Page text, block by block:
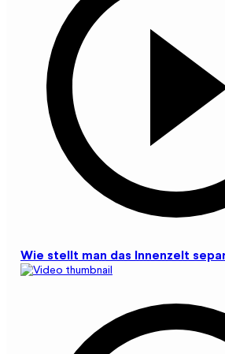
Wie stellt man das Innenzelt